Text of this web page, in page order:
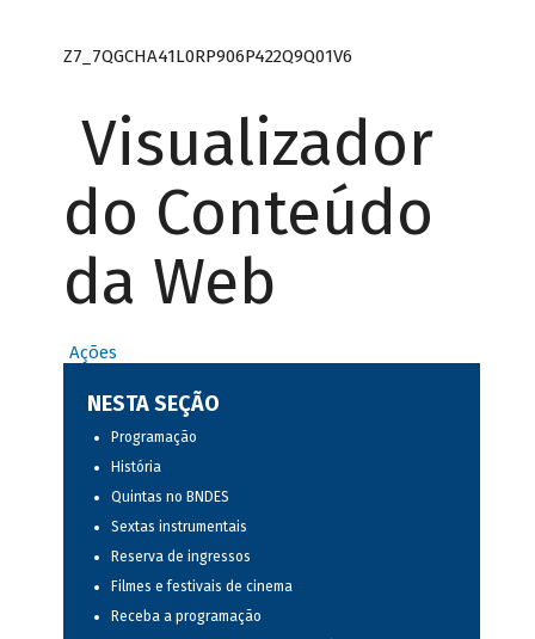
Z7_7QGCHA41L0RP906P422Q9Q01V6
Visualizador
do Conteúdo
da Web
Ações
NESTA SEÇÃO
Programação
História
Quintas no BNDES
Sextas instrumentais
Reserva de ingressos
Filmes e festivais de cinema
Receba a programação